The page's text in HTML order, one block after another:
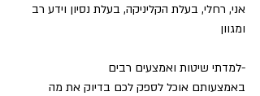
אני, רחלי, בעלת הקליניקה, בעלת נסיון וידע רב
ומגוון
-למדתי שיטות ואמצעים רבים
באמצעותם אוכל לספק לכם בדיוק את מה